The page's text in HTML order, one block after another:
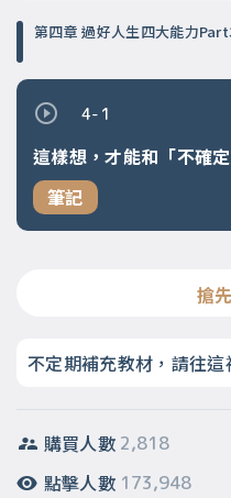
第四章 過好人生四大能力
4-1
這樣想，才能和「不確
筆記
搶
不定期補充教材，請往這
購買人數 2,818
點擊人數 173,948